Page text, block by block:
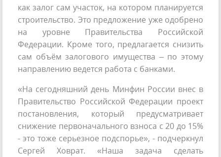
как залог сам участок, на котором планируется
строительство. Это предложение уже одобрено
на уровне Правительства Российской
Федерации. Кроме того, предлагается снизить
сам объём залогового имущества – по этому
направлению ведется работа с банками.
«На сегодняшний день Минфин России внес в
Правительство Российской Федерации проект
постановления, который предусматривает
снижение первоначального взноса с 20 до 15%
- это тоже серьезное подспорье», - подчеркнул
Сергей Ховрат. «Наша задача сделать